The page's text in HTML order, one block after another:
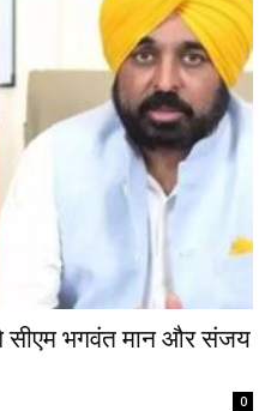
सीएम भगवंत मान और संजय
0